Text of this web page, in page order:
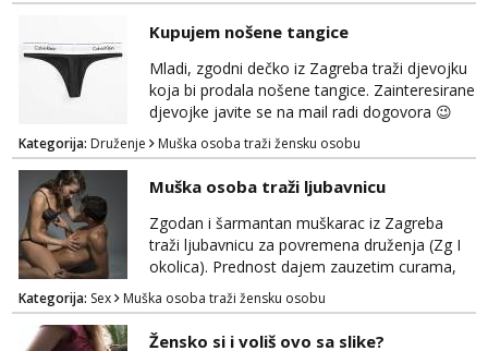
Kupujem nošene tangice
Mladi, zgodni dečko iz Zagreba traži djevojku
koja bi prodala nošene tangice. Zainteresirane
djevojke javite se na mail radi dogovora 😉
Kategorija: Druženje Muška osoba traži žensku osobu
Muška osoba traži ljubavnicu
Zgodan i šarmantan muškarac iz Zagreba
traži ljubavnicu za povremena druženja (Zg I
okolica). Prednost dajem zauzetim curama,
jer vjerujem da im je diskrecija jako bitna kao
i meni. Javite se na mail gdje možemo
započeti razgovor... 💋
Kategorija: Sex Muška osoba traži žensku osobu
Žensko si i voliš ovo sa slike?